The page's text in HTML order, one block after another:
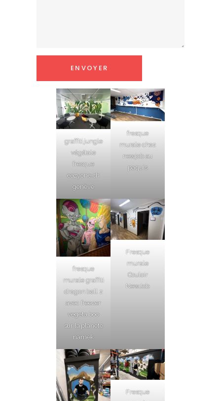
graffiti jungle
végétale
fresque
eazyone.ch
genève
fresque
murale chez
newjob au
paquis
fresque
murale graffiti
dragon ball z
avec freezer
vegeta boo
sur la planete
namek
Fresque
murale
Couloir
NewJob
Fresque